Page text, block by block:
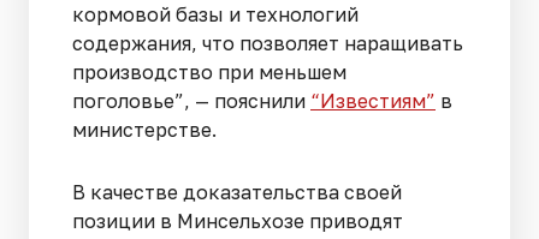
кормовой базы и технологий
содержания, что позволяет наращивать
производство при меньшем
поголовье”, — пояснили “Известиям” в
министерстве.
В качестве доказательства своей
позиции в Минсельхозе приводят